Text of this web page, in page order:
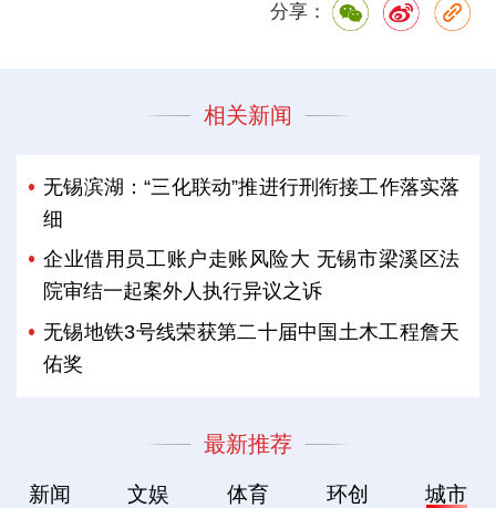
分享：
相关新闻
无锡滨湖：“三化联动”推进行刑衔接工作落实落
细
企业借用员工账户走账风险大 无锡市梁溪区法
院审结一起案外人执行异议之诉
无锡地铁3号线荣获第二十届中国土木工程詹天
佑奖
最新推荐
新闻 文娱 体育 环创 城市